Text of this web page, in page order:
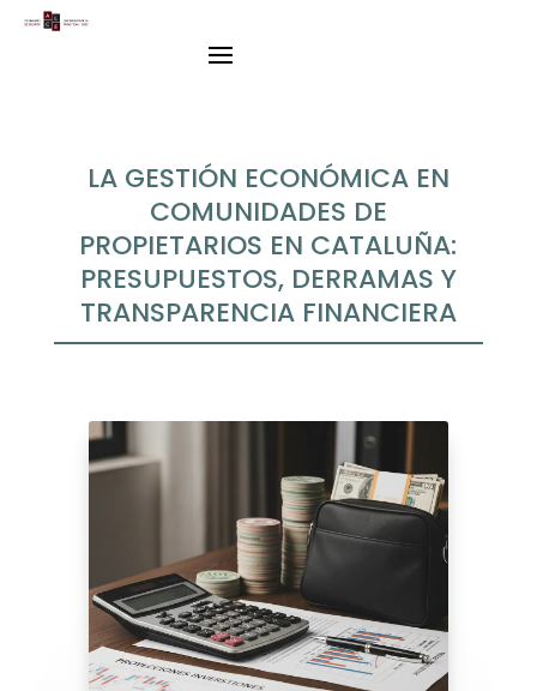
LA GESTIÓN ECONÓMICA EN
COMUNIDADES DE
PROPIETARIOS EN CATALUÑA:
PRESUPUESTOS, DERRAMAS Y
TRANSPARENCIA FINANCIERA